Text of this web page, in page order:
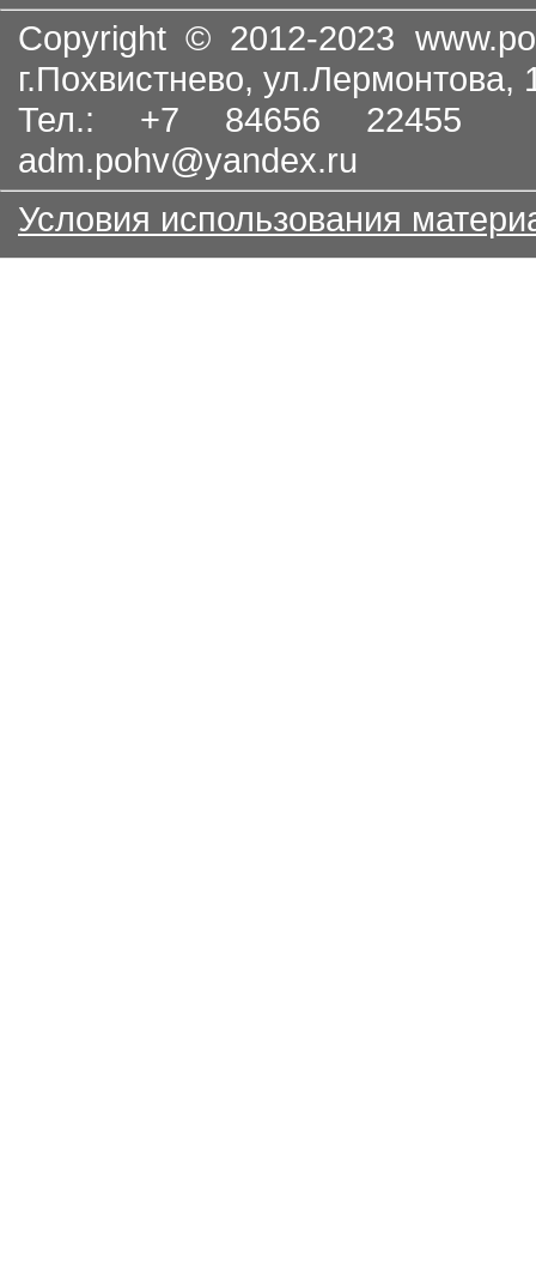
Copyright © 2012-2023
г.Похвистнево, ул.Лермонтова,
Тел.: +7 84656
adm.pohv@yandex.ru
Условия использования